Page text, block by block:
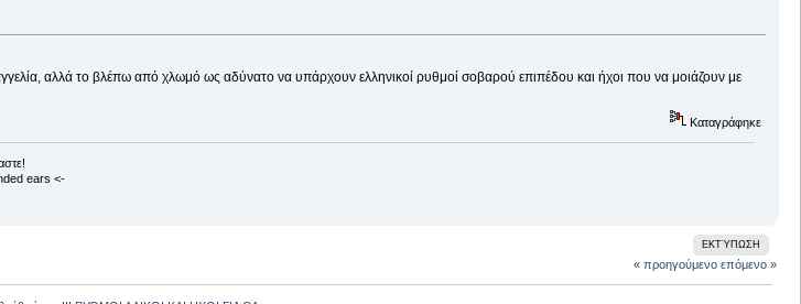
αλλά το βλέπω από χλωμό ως αδύνατο να υπάρχουν ελληνικοί ρυθμοί σοβαρού επιπέδου και ήχοι που να μοιάζουν με
Καταγράφηκε
ears <-
ΕΚΤΎΠΩΣΗ
« προηγούμενο επόμενο »